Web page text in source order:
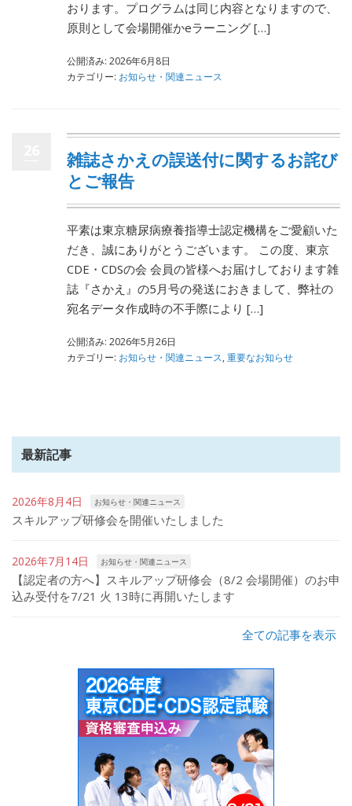
おります。プログラムは同じ内容となりますので、
原則として会場開催かeラーニング […]
公開済み: 2026年6月8日
カテゴリー: お知らせ・関連ニュース
雑誌さかえの誤送付に関するお詫び
とご報告
平素は東京糖尿病療養指導士認定機構をご愛顧いた
だき、誠にありがとうございます。 この度、東京
CDE・CDSの会 会員の皆様へお届けしております雑
誌『さかえ』の5月号の発送におきまして、弊社の
宛名データ作成時の不手際により […]
公開済み: 2026年5月26日
カテゴリー: お知らせ・関連ニュース, 重要なお知らせ
最新記事
2026年8月4日 お知らせ・関連ニュース
スキルアップ研修会を開催いたしました
2026年7月14日 お知らせ・関連ニュース
【認定者の方へ】スキルアップ研修会（8/2 会場開催）のお申
込み受付を7/21 火 13時に再開いたします
全ての記事を表示